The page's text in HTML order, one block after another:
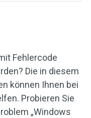
Fehlercode
Die in diesem
können Ihnen bei
Probieren Sie
„Windows